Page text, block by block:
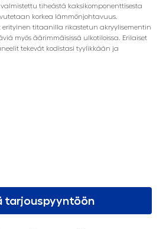
tiheästä kaksikomponenttisesta
korkea lämmönjohtavuus.
erityinen titaanilla rikastetun akryylisementin
myös äärimmäisissä ulkotiloissa. Erilaiset
tekevät kodistasi tyylikkään ja
tarjouspyyntöön